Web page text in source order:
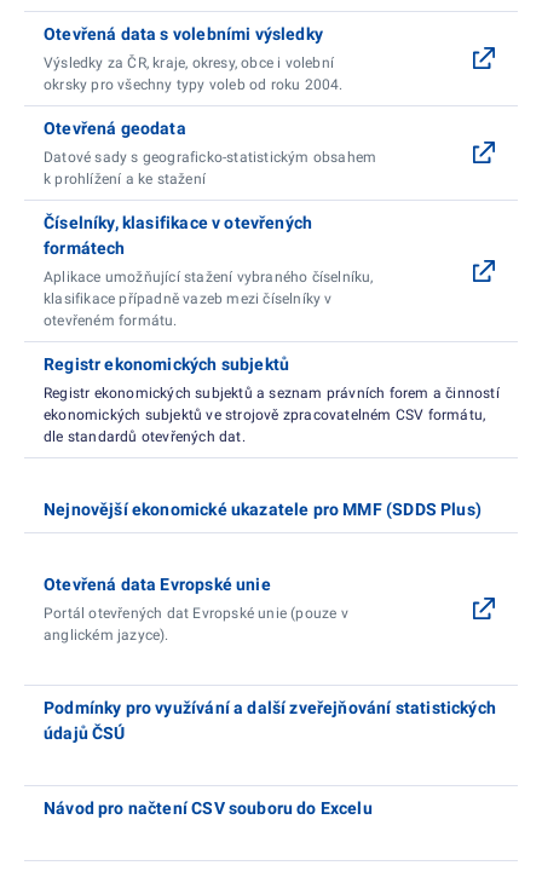
Otevřená data s volebními výsledky
Výsledky za ČR, kraje, okresy, obce i volební
okrsky pro všechny typy voleb od roku 2004.
Otevřená geodata
Datové sady s geograficko-statistickým obsahem
k prohlížení a ke stažení
Číselníky, klasifikace v otevřených
formátech
Aplikace umožňující stažení vybraného číselníku,
klasifikace případně vazeb mezi číselníky v
otevřeném formátu.
Registr ekonomických subjektů
Registr ekonomických subjektů a seznam právních forem a činností
ekonomických subjektů ve strojově zpracovatelném CSV formátu,
dle standardů otevřených dat.
Nejnovější ekonomické ukazatele pro MMF (SDDS Plus)
Otevřená data Evropské unie
Portál otevřených dat Evropské unie (pouze v
anglickém jazyce).
Podmínky pro využívání a další zveřejňování statistických
údajů ČSÚ
Návod pro načtení CSV souboru do Excelu